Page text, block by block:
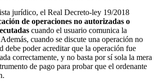
jurídico, el Real Decreto-ley 19/2018
de operaciones no autorizadas o
cuando el usuario comunica la
cuando se discute una operación no
debe poder acreditar que la operación fue
correctamente, y no basta por sí sola la mera
de pago para probar que el ordenante